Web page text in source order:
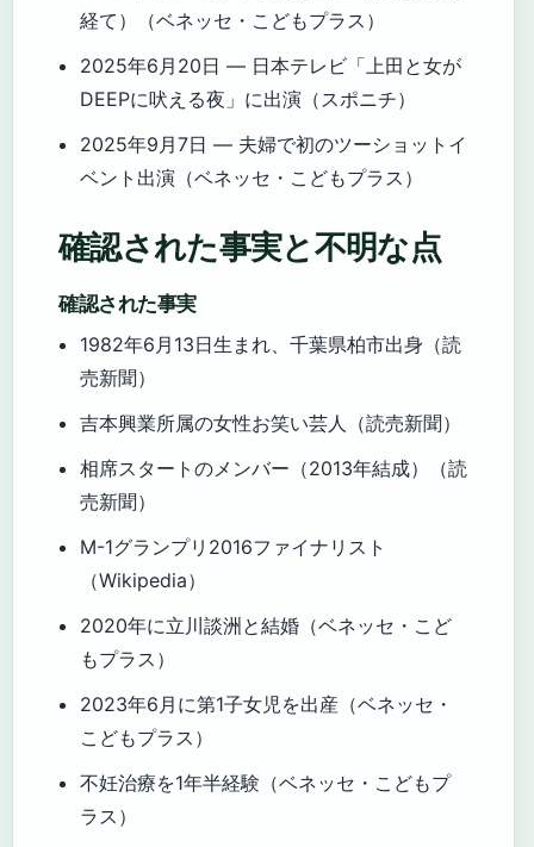
経て）（ベネッセ・こどもプラス）
2025年6月20日 — 日本テレビ「上田と女が
DEEPに吠える夜」に出演（スポニチ）
2025年9月7日 — 夫婦で初のツーショットイ
ベント出演（ベネッセ・こどもプラス）
確認された事実と不明な点
確認された事実
1982年6月13日生まれ、千葉県柏市出身（読
売新聞）
吉本興業所属の女性お笑い芸人（読売新聞）
相席スタートのメンバー（2013年結成）（読
売新聞）
M-1グランプリ2016ファイナリスト
（Wikipedia）
2020年に立川談洲と結婚（ベネッセ・こど
もプラス）
2023年6月に第1子女児を出産（ベネッセ・
こどもプラス）
不妊治療を1年半経験（ベネッセ・こどもプ
ラス）